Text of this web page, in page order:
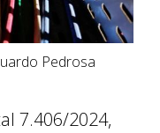
Pedrosa
7.406/2024,